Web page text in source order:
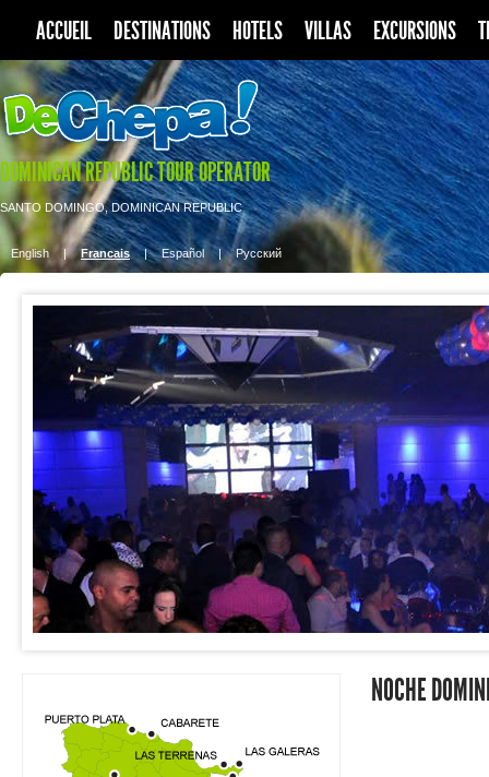
ACCUEIL DESTINATIONS HOTELS VILLAS EXCURSIONS
DOMINICAN REPUBLIC TOUR OPERATOR
SANTO DOMINGO, DOMINICAN REPUBLIC
English | Francais | Español | Pусский
NOCHE